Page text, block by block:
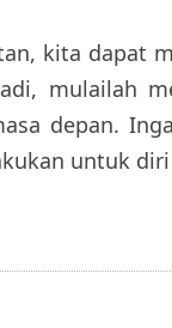
kita dapat
mulailah
depan.
untuk